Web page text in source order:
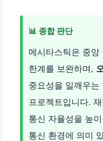
📊 종합 판단
메시타스틱은 중앙
한계를 보완하며,
중요성을 일깨우는
프로젝트입니다.
통신 자율성을 높
통신 환경에 의미